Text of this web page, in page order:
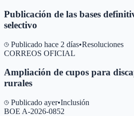
Publicación de las bases
selectivo
Publicado hace 2 días•Resoluciones
CORREOS OFICIAL
Ampliación de cupos para
rurales
Publicado ayer•Inclusión
BOE A-2026-0852